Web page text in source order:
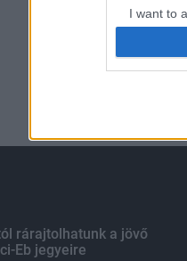
I want to
I want to
I want to
rárajtolhatunk a jövő
Eb jegyeire